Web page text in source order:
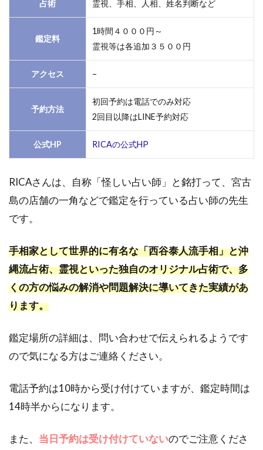
占術 霊視、手相、人相、姓名判断など
鑑定料
1時間４０００円～
霊視等は各追加３５００円
アクセス –
予約方法
初回予約は電話でのみ対応
2回目以降はLINE予約対応
公式HP RICAの公式HP
RICAさんは、自称「怪しい占い師」と銘打って、宮古
島の店舗の一角などで鑑定を行っている占い師の先生
です。
手相家として世界的に有名な「西谷泰人流手相」と沖
縄流占術、霊視といった独自のオリジナル占術で、多
くの方の悩みの解消や問題解決に導いてきた実績があ
ります。
鑑定場所の詳細は、問い合わせで伝えられるようです
ので気になる方はご連絡ください。
電話予約は10時から受け付けていますが、鑑定時間は
14時半からになります。
また、 当日予約は受け付けていないのでご注意くださ